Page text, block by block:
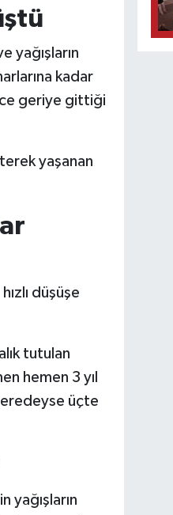
yağışların
kadar
geriye gittiği
yaşanan
düşüşe
tutulan
hemen 3 yıl
üçte
yağışların